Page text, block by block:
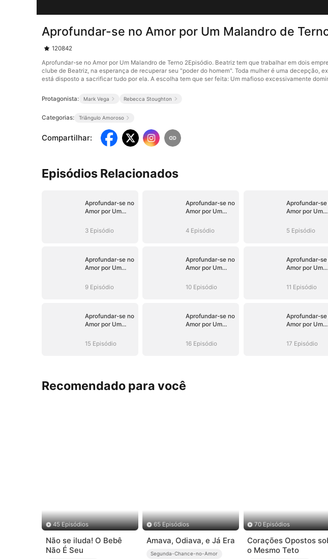
Aprofundar-se no Amor por Um Malandro de
120842
Aprofundar-se no Amor por Um Malandro de Terno 2Episódio. Beatriz tem que trabalhar em dois
clube de Beatriz, na esperança de recuperar seu "poder do homem". Toda mulher é uma decepção,
está disposto a sacrificar tudo por ela. A escolha tem que ser feita: Um mafioso excessivamente
Protagonista: Mark Vega Rebecca Stoughton
Categorias: Triângulo Amoroso
Compartilhar:
Episódios Relacionados
Aprofundar-se no
Amor por Um
Terno
3 Episódio
Aprofundar-se no
Amor por Um
Terno
4 Episódio
Aprofundar-se
Amor por Um
Terno
5 Episódio
Aprofundar-se no
Amor por Um
Terno
9 Episódio
Aprofundar-se no
Amor por Um
Terno
10 Episódio
Aprofundar-se
Amor por Um
Terno
11 Episódio
Aprofundar-se no
Amor por Um
Terno
15 Episódio
Aprofundar-se no
Amor por Um
Terno
16 Episódio
Aprofundar-se
Amor por Um
Terno
17 Episódio
Recomendado para você
45 Episódios
Não se iluda! O Bebê
Não É Seu
65 Episódios
Amava, Odiava, e Já Era
Segunda-Chance-no-Amor
70 Episódios
Corações Opostos
o Mesmo Teto